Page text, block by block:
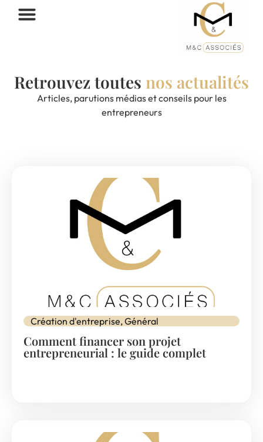
Retrouvez toutes nos actualités
Articles, parutions médias et conseils pour les
entrepreneurs
Création d'entreprise,Général
Comment financer son projet
entrepreneurial : le guide complet